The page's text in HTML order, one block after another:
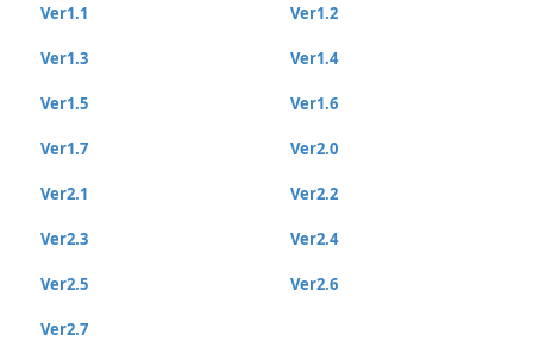
Ver1.1 Ver1.2
Ver1.3 Ver1.4
Ver1.5 Ver1.6
Ver1.7 Ver2.0
Ver2.1 Ver2.2
Ver2.3 Ver2.4
Ver2.5 Ver2.6
Ver2.7